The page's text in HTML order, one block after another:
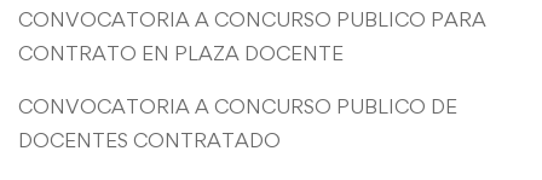
CONVOCATORIA A CONCURSO PUBLICO PARA
CONTRATO EN PLAZA DOCENTE
CONVOCATORIA A CONCURSO PUBLICO DE
DOCENTES CONTRATADO